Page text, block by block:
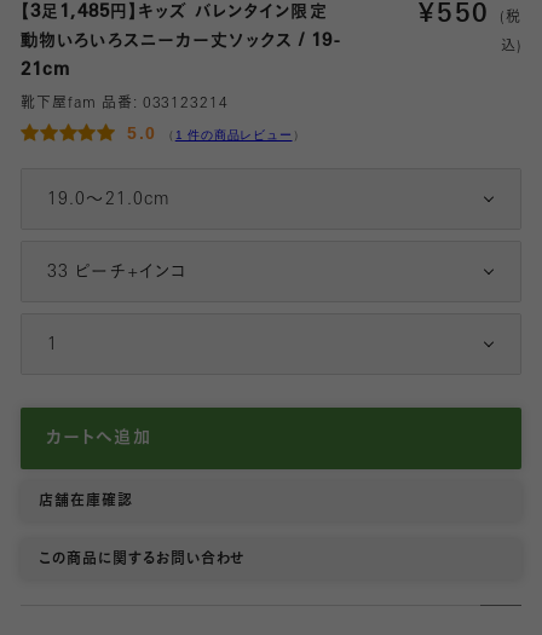
【3足1,485円】キッズ バレンタイン限定
動物いろいろスニーカー丈ソックス / 19-
21cm
靴下屋fam 品番: 033123214
5.0 （ 1 件の商品レビュー ）
¥550
(税
込)
19.0～21.0cm
33 ピーチ+インコ
カートへ追加
店舗在庫確認
この商品に関するお問い合わせ